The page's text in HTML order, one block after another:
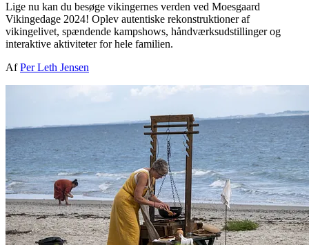
Lige nu kan du besøge vikingernes verden ved Moesgaard
Vikingedage 2024! Oplev autentiske rekonstruktioner af
vikingelivet, spændende kampshows, håndværksudstillinger og
interaktive aktiviteter for hele familien.
AfPer Leth Jensen